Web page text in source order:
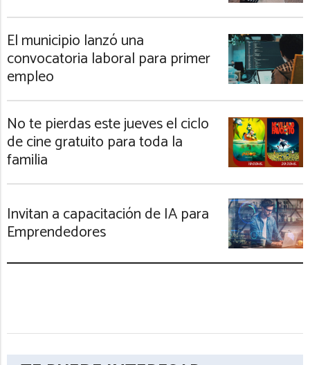
El municipio lanzó una
convocatoria laboral para primer
empleo
No te pierdas este jueves el ciclo
de cine gratuito para toda la
familia
Invitan a capacitación de IA para
Emprendedores